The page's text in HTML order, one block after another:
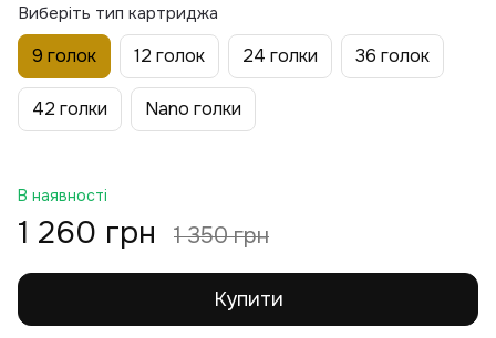
Виберіть тип картриджа
9 голок 12 голок 24 голки 36 голок
42 голки Nano голки
В наявності
1 260 грн 1 350 грн
Купити